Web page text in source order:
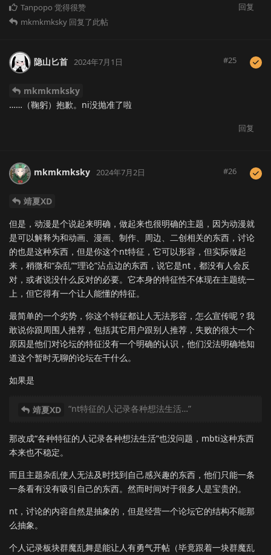
回复
Tanpopo 觉得很赞
mkmkmksky 回复了此帖
隐山匕首 2024年7月1日 #25
mkmkmksky
……（鞠躬）抱歉。ni没抛准了啦
回复
mkmkmksky 2024年7月2日 #26
靖夏XD
但是，动漫是个说起来明确，做起来也很明确的主题，因为动漫就
是可以解释为和动画、漫画、制作、周边、二创相关的东西，讨论
的也是这种东西，但是你这个nt特征，它可以形容，但实际做起
来，稍微和“杂乱”“理论”沾点边的东西，说它是nt，都没有人会反
对，或者说没什么反对的必要。它本身的特征性不体现在主题统一
上，但它得有一个让人能懂的特征。
最简单的一个劣势，你这个特征都让人无法形容，怎么宣传呢？我
敢说你跟周围人推荐，包括其它用户跟别人推荐，失败的很大一个
原因是他们对论坛的特征没有一个明确的认识，他们没法明确地知
道这个暂时无聊的论坛在干什么。
如果是
靖夏XD “nt特征的人记录各种想法生活…”
那改成“各种特征的人记录各种想法生活”也没问题，mbti这种东西
本来也不稳定。
而且主题杂乱使人无法及时找到自己感兴趣的东西，他们只能一条
一条看有没有吸引自己的东西。然而时间对于很多人是宝贵的。
nt，讨论的内容自然是抽象的，但是经营一个论坛它的结构不能那
么抽象。
个人记录板块群魔乱舞是能让人有勇气开帖（毕竟跟着一块群魔乱